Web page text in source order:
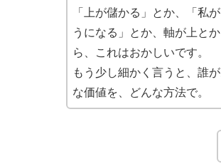
「上が儲かる」とか、「私
うになる」とか、軸が上と
ら、これはおかしいです。
もう少し細かく言うと、誰
な価値を、どんな方法で。